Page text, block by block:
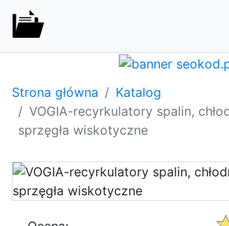
Strona główna
Katalog
VOGIA-recyrkulatory spalin,
sprzęgła wiskotyczne